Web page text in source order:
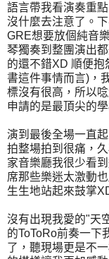
語言帶我看演奏重
沒什麼去注意了。
GRE想要放個純音
琴獨奏到整團演出
的還不錯XD 順便抱
書這件事情而言)，
標沒有很高，所以
申請的是最頂尖的
演到最後全場一直
拍整場拍到很痛，
家音樂廳我很少看
席那些樂迷太激動
生生地站起來鼓掌
沒有出現我愛的"天
的ToToRo前奏一下
了，聽現場更是不